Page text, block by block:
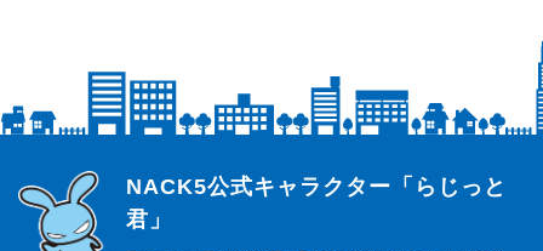
らじっと君
NACK5公式キャラクター「らじっと
君」